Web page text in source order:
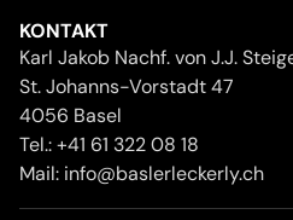
KONTAKT
Karl Jakob Nachf. von J.J.
St. Johanns-Vorstadt 47
4056 Basel
Tel.:+41 61 322 08 18
Mail: info@baslerleckerly.ch